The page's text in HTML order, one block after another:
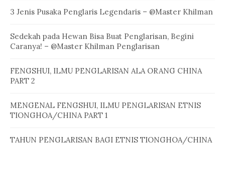
3 Jenis Pusaka Penglaris Legendaris – @Master Khilman
Sedekah pada Hewan Bisa Buat Penglarisan, Begini
Caranya! – @Master Khilman Penglarisan
FENGSHUI, ILMU PENGLARISAN ALA ORANG CHINA
PART 2
MENGENAL FENGSHUI, ILMU PENGLARISAN ETNIS
TIONGHOA/CHINA PART 1
TAHUN PENGLARISAN BAGI ETNIS TIONGHOA/CHINA